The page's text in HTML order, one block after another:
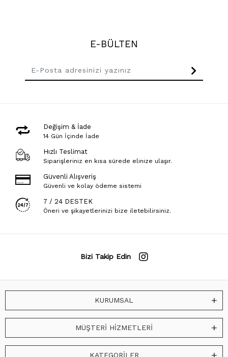
E-BÜLTEN
Değişim & İade
14 Gün İçinde İade
Hızlı Teslimat
Siparişleriniz en kısa sürede elinize ulaşır.
Güvenli Alışveriş
Güvenli ve kolay ödeme sistemi
7 / 24 DESTEK
Öneri ve şikayetlerinizi bize iletebilirsiniz.
Bizi Takip Edin
KURUMSAL
MÜŞTERİ HİZMETLERİ
KATEGORİLER